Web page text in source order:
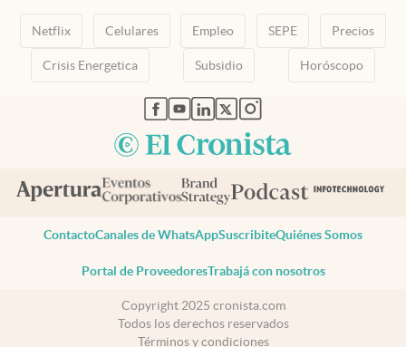
Netflix Celulares Empleo SEPE Precios
Crisis Energetica Subsidio Horóscopo
abre en nueva pestaña
abre en nueva pestaña
abre en nueva pestaña
abre en nueva pestaña
abre en nueva pestaña
ContactoCanales de WhatsAppSuscribiteQuiénes Somos
Portal de ProveedoresTrabajá con nosotros
Copyright 2025 cronista.com
Todos los derechos reservados
Términos y condiciones